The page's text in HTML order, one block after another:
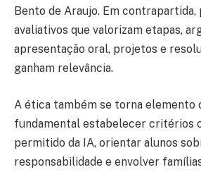
Bento de Araujo. Em contrapartida,
avaliativos que valorizam etapas,
apresentação oral, projetos e
ganham relevância.
A ética também se torna elemento
fundamental estabelecer critérios
permitido da IA, orientar alunos
responsabilidade e envolver